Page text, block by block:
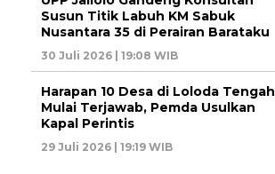
Susun Titik Labuh KM Sabuk
Nusantara 35 di Perairan Barataku
30 Juli 2026 | 19:08 WIB
Harapan 10 Desa di Loloda Tengah
Mulai Terjawab, Pemda Usulkan
Kapal Perintis
29 Juli 2026 | 19:19 WIB